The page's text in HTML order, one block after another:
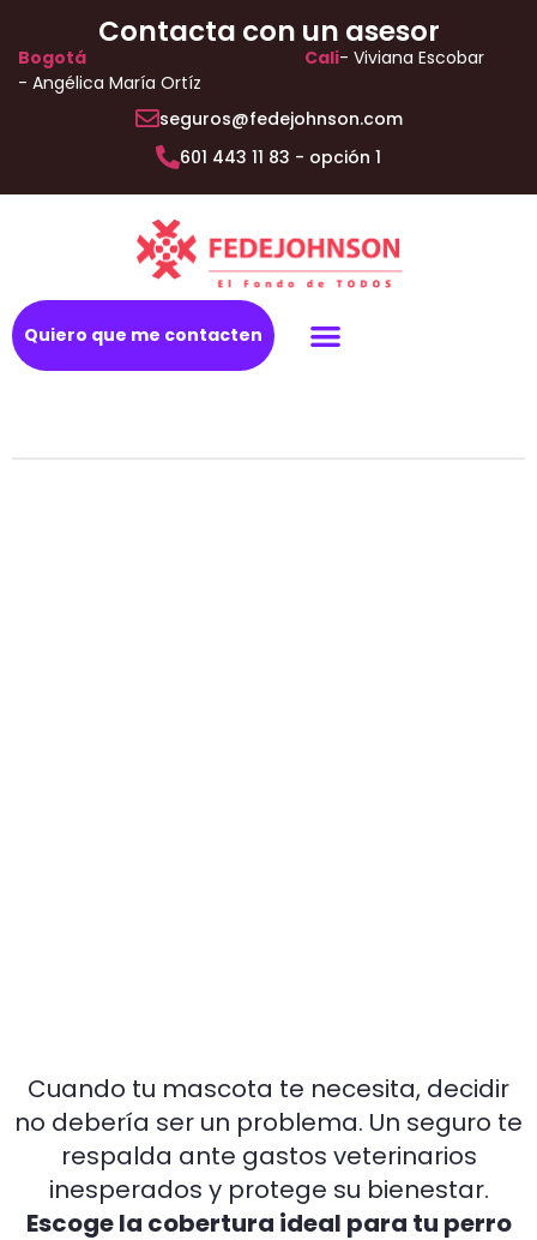
Contacta con un asesor
Bogotá
- Angélica María Ortíz
Cali- Viviana Escobar
seguros@fedejohnson.com
601 443 11 83 - opción 1
Quiero que me contacten
Cuando tu mascota te necesita, decidir
no debería ser un problema. Un seguro te
respalda ante gastos veterinarios
inesperados y protege su bienestar.
Escoge la cobertura ideal para tu perro